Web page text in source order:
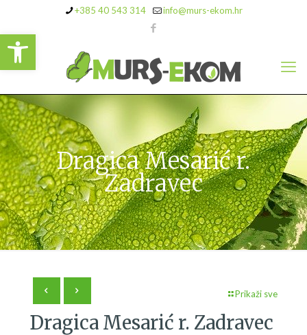
Open toolbar
+385 40 543 314 info@murs-ekom.hr
Dragica Mesarić r.
Zadravec
Prikaži sve
Dragica Mesarić r. Zadravec